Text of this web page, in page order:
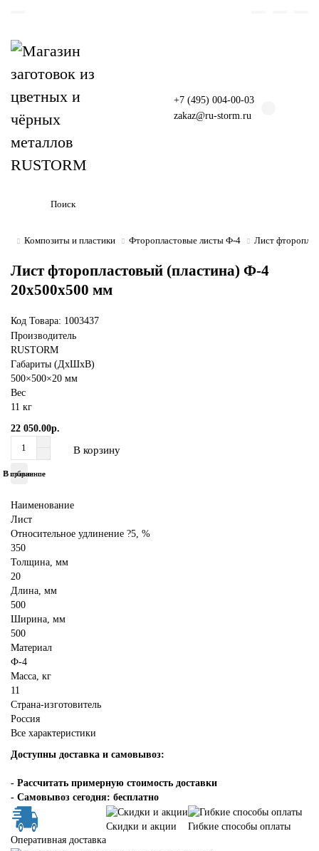
+7 (495) 004-00-03
zakaz@ru-storm.ru
Композиты и пластики Фторопластовые листы Ф-4 Лист
Лист фторопластовый (пластина) Ф-4
20х500х500 мм
Код Товара: 1003437
Производитель
RUSTORM
Габариты (ДхШхВ)
500×500×20 мм
Вес
11 кг
22 050.00р.
В корзину
В избранное
В сравнение
Наименование
Лист
Относительное удлинение ?5, %
350
Толщина, мм
20
Длина, мм
500
Ширина, мм
500
Материал
Ф-4
Масса, кг
11
Страна-изготовитель
Россия
Все характеристики
Доступны доставка и самовывоз:
- Рассчитать примерную стоимость доставки
- Самовывоз сегодня: бесплатно
Оперативная доставка
Скидки и акции Гибкие способы оплаты